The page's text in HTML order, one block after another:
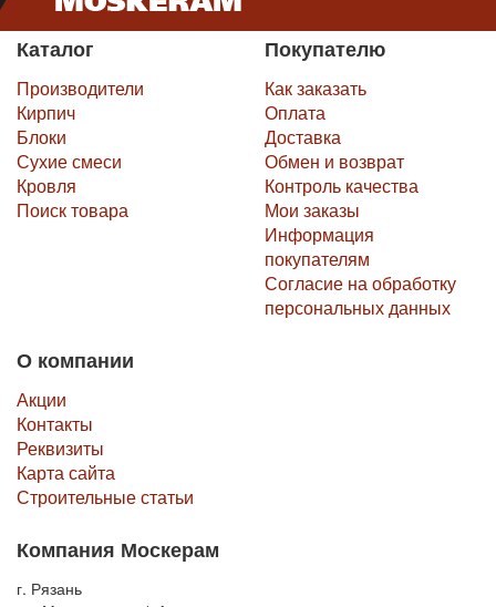
Каталог
Производители
Кирпич
Блоки
Сухие смеси
Кровля
Поиск товара
Покупателю
Как заказать
Оплата
Доставка
Обмен и возврат
Контроль качества
Мои заказы
Информация
покупателям
Согласие на обработку
персональных данных
О компании
Акции
Контакты
Реквизиты
Карта сайта
Строительные статьи
Компания Москерам
г. Рязань